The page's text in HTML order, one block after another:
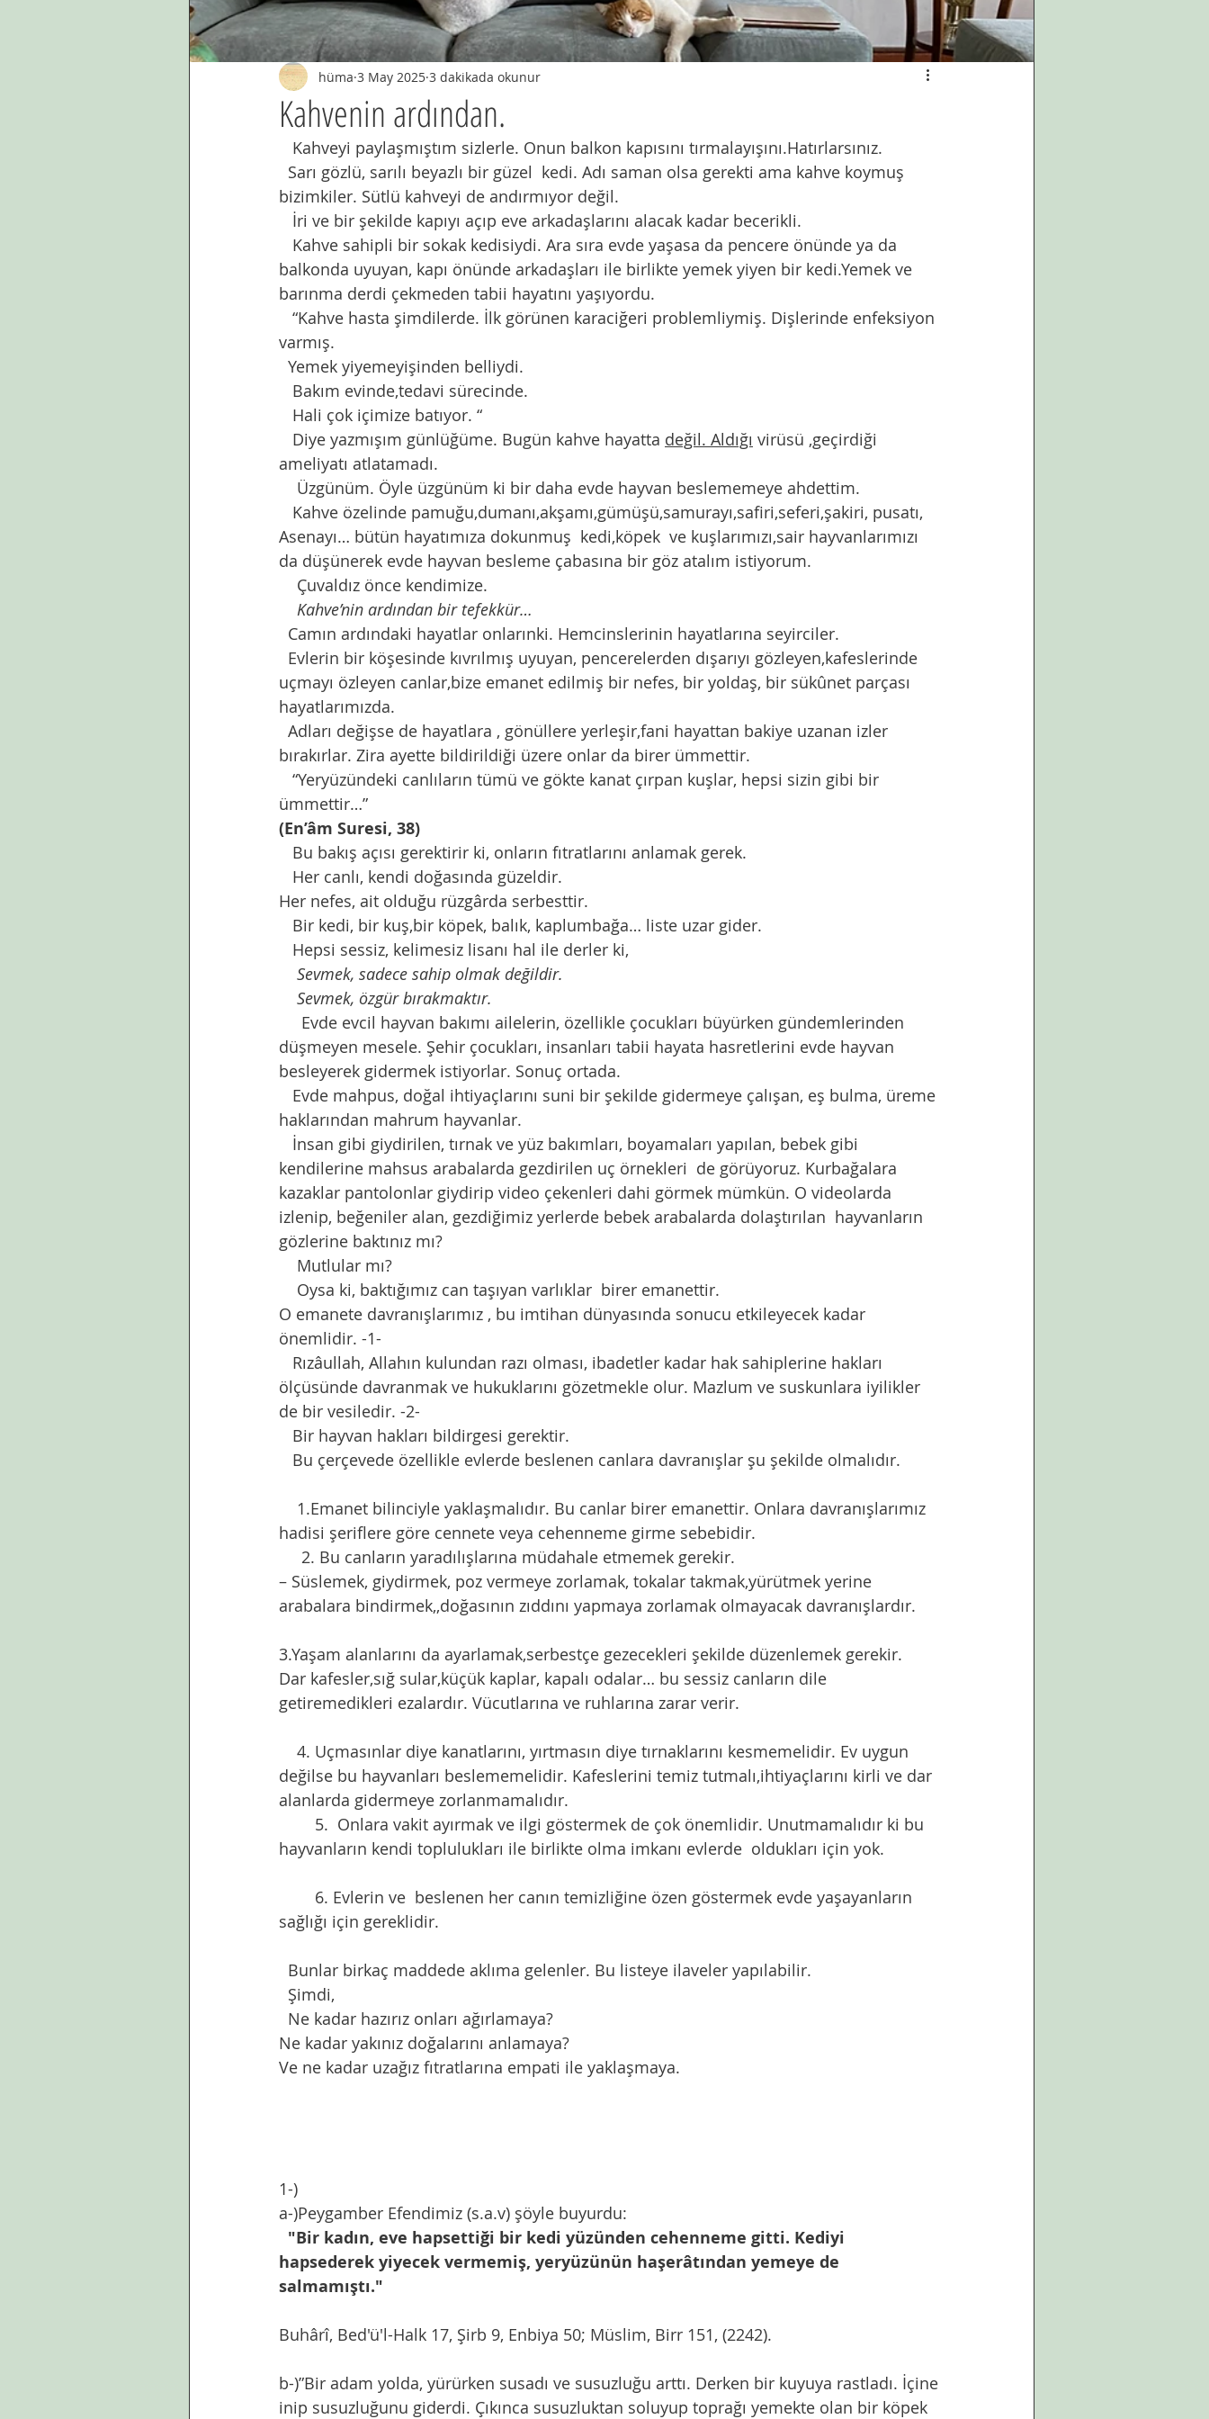
Kahvenin ardından.
hüma 3 May 2025 3 dakikada okunur
   Kahveyi paylaşmıştım sizlerle. Onun balkon kapısını tırmalayışını.Hatırlarsınız.
Sarı gözlü, sarılı beyazlı bir güzel  kedi. Adı saman olsa gerekti ama kahve koymuş
bizimkiler. Sütlü kahveyi de andırmıyor değil.
İri ve bir şekilde kapıyı açıp eve arkadaşlarını alacak kadar becerikli.
Kahve sahipli bir sokak kedisiydi. Ara sıra evde yaşasa da pencere önünde ya da
balkonda uyuyan, kapı önünde arkadaşları ile birlikte yemek yiyen bir kedi.Yemek ve
barınma derdi çekmeden tabii hayatını yaşıyordu.
“Kahve hasta şimdilerde. İlk görünen karaciğeri problemliymiş. Dişlerinde enfeksiyon
varmış.
  Yemek yiyemeyişinden belliydi.
Bakım evinde,tedavi sürecinde.
Hali çok içimize batıyor. “
Diye yazmışım günlüğüme. Bugün kahve hayatta değil. Aldığı virüsü ,geçirdiği
ameliyatı atlatamadı.
Üzgünüm. Öyle üzgünüm ki bir daha evde hayvan beslememeye ahdettim.
Kahve özelinde pamuğu,dumanı,akşamı,gümüşü,samurayı,safiri,seferi,şakiri, pusatı,
Asenayı… bütün hayatımıza dokunmuş  kedi,köpek  ve kuşlarımızı,sair hayvanlarımızı
da düşünerek evde hayvan besleme çabasına bir göz atalım istiyorum.
Çuvaldız önce kendimize.
Kahve’nin ardından bir tefekkür…
Camın ardındaki hayatlar onlarınki. Hemcinslerinin hayatlarına seyirciler.
Evlerin bir köşesinde kıvrılmış uyuyan, pencerelerden dışarıyı gözleyen,kafeslerinde
uçmayı özleyen canlar,bize emanet edilmiş bir nefes, bir yoldaş, bir sükûnet parçası
hayatlarımızda.
Adları değişse de hayatlara , gönüllere yerleşir,fani hayattan bakiye uzanan izler
bırakırlar. Zira ayette bildirildiği üzere onlar da birer ümmettir.
“Yeryüzündeki canlıların tümü ve gökte kanat çırpan kuşlar, hepsi sizin gibi bir
ümmettir…”
(En’âm Suresi, 38)
Bu bakış açısı gerektirir ki, onların fıtratlarını anlamak gerek.
Her canlı, kendi doğasında güzeldir.
Her nefes, ait olduğu rüzgârda serbesttir.
Bir kedi, bir kuş,bir köpek, balık, kaplumbağa… liste uzar gider.
Hepsi sessiz, kelimesiz lisanı hal ile derler ki,
Sevmek, sadece sahip olmak değildir.
Sevmek, özgür bırakmaktır.
Evde evcil hayvan bakımı ailelerin, özellikle çocukları büyürken gündemlerinden
düşmeyen mesele. Şehir çocukları, insanları tabii hayata hasretlerini evde hayvan
besleyerek gidermek istiyorlar. Sonuç ortada.
Evde mahpus, doğal ihtiyaçlarını suni bir şekilde gidermeye çalışan, eş bulma, üreme
haklarından mahrum hayvanlar.
İnsan gibi giydirilen, tırnak ve yüz bakımları, boyamaları yapılan, bebek gibi
kendilerine mahsus arabalarda gezdirilen uç örnekleri  de görüyoruz. Kurbağalara
kazaklar pantolonlar giydirip video çekenleri dahi görmek mümkün. O videolarda
izlenip, beğeniler alan, gezdiğimiz yerlerde bebek arabalarda dolaştırılan  hayvanların
gözlerine baktınız mı?
Mutlular mı?
Oysa ki, baktığımız can taşıyan varlıklar  birer emanettir.
O emanete davranışlarımız , bu imtihan dünyasında sonucu etkileyecek kadar
önemlidir. -1-
Rızâullah, Allahın kulundan razı olması, ibadetler kadar hak sahiplerine hakları
ölçüsünde davranmak ve hukuklarını gözetmekle olur. Mazlum ve suskunlara iyilikler
de bir vesiledir. -2-
Bir hayvan hakları bildirgesi gerektir.
Bu çerçevede özellikle evlerde beslenen canlara davranışlar şu şekilde olmalıdır.
hadisi şeriflere göre cennete veya cehenneme girme sebebidir.
2. Bu canların yaradılışlarına müdahale etmemek gerekir.
– Süslemek, giydirmek, poz vermeye zorlamak, tokalar takmak,yürütmek yerine
arabalara bindirmek,,doğasının zıddını yapmaya zorlamak olmayacak davranışlardır.
3.Yaşam alanlarını da ayarlamak,serbestçe gezecekleri şekilde düzenlemek gerekir.
Dar kafesler,sığ sular,küçük kaplar, kapalı odalar… bu sessiz canların dile
getiremedikleri ezalardır. Vücutlarına ve ruhlarına zarar verir.
4. Uçmasınlar diye kanatlarını, yırtmasın diye tırnaklarını kesmemelidir. Ev uygun
değilse bu hayvanları beslememelidir. Kafeslerini temiz tutmalı,ihtiyaçlarını kirli ve dar
alanlarda gidermeye zorlanmamalıdır.
hayvanların kendi toplulukları ile birlikte olma imkanı evlerde  oldukları için yok.
sağlığı için gereklidir.
Bunlar birkaç maddede aklıma gelenler. Bu listeye ilaveler yapılabilir.
Şimdi,
Ne kadar hazırız onları ağırlamaya?
Ne kadar yakınız doğalarını anlamaya?
Ve ne kadar uzağız fıtratlarına empati ile yaklaşmaya.
1-)
a-)Peygamber Efendimiz (s.a.v) şöyle buyurdu:
"Bir kadın, eve hapsettiği bir kedi yüzünden cehenneme gitti. Kediyi
hapsederek yiyecek vermemiş, yeryüzünün haşerâtından yemeye de
salmamıştı."
Buhârî, Bed'ü'l-Halk 17, Şirb 9, Enbiya 50; Müslim, Birr 151, (2242).
b-)”Bir adam yolda, yürürken susadı ve susuzluğu arttı. Derken bir kuyuya rastladı. İçine
inip susuzluğunu giderdi. Çıkınca susuzluktan soluyup toprağı yemekte olan bir köpek